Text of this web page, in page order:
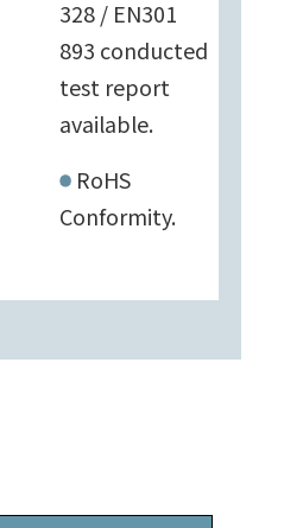
328 / EN301
893 conducted
test report
available.
RoHS
Conformity.